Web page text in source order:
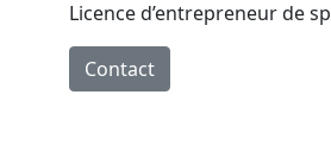
Licence d’entrepreneur de
Contact